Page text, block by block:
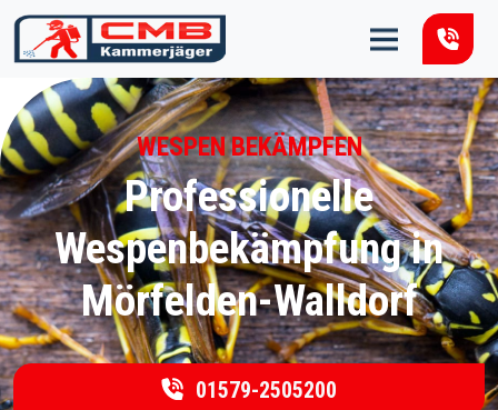
Zum Inhalt springen
WESPEN BEKÄMPFEN
Professionelle
Wespenbekämpfung in
Mörfelden-Walldorf
01579-2505200